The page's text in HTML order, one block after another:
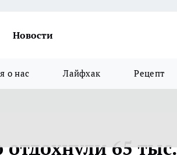
Новости
о нас Лайфхак Рецепт
65 тыс.